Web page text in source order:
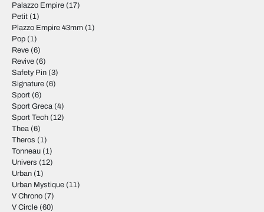
Palazzo Empire (17)
Petit (1)
Plazzo Empire 43mm (1)
Pop (1)
Reve (6)
Revive (6)
Safety Pin (3)
Signature (6)
Sport (6)
Sport Greca (4)
Sport Tech (12)
Thea (6)
Theros (1)
Tonneau (1)
Univers (12)
Urban (1)
Urban Mystique (11)
V Chrono (7)
V Circle (60)